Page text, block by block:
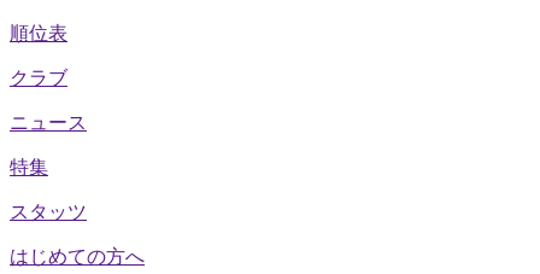
順位表
クラブ
ニュース
特集
スタッツ
はじめての方へ